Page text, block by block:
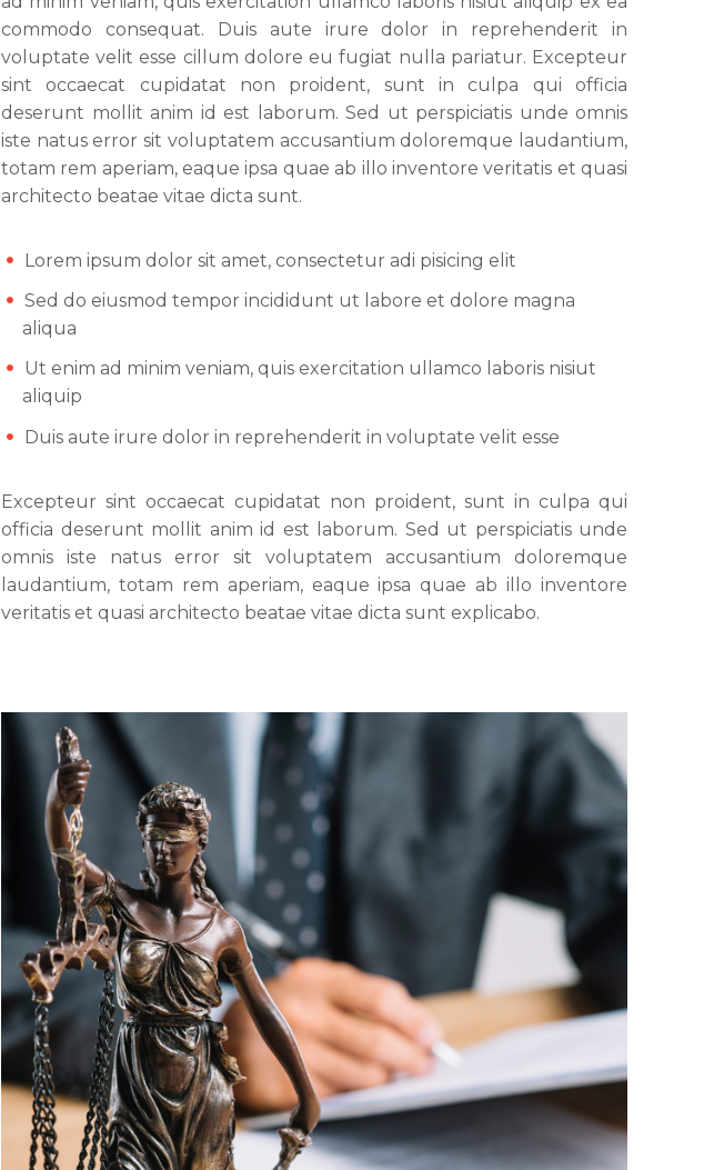
commodo consequat. Duis aute irure dolor in reprehenderit in
voluptate velit esse cillum dolore eu fugiat nulla pariatur. Excepteur
sint occaecat cupidatat non proident, sunt in culpa qui officia
deserunt mollit anim id est laborum. Sed ut perspiciatis unde omnis
iste natus error sit voluptatem accusantium doloremque laudantium,
totam rem aperiam, eaque ipsa quae ab illo inventore veritatis et quasi
architecto beatae vitae dicta sunt.
Lorem ipsum dolor sit amet, consectetur adi pisicing elit
Sed do eiusmod tempor incididunt ut labore et dolore magna
aliqua
Ut enim ad minim veniam, quis exercitation ullamco laboris nisiut
aliquip
Duis aute irure dolor in reprehenderit in voluptate velit esse
Excepteur sint occaecat cupidatat non proident, sunt in culpa qui
officia deserunt mollit anim id est laborum. Sed ut perspiciatis unde
omnis iste natus error sit voluptatem accusantium doloremque
laudantium, totam rem aperiam, eaque ipsa quae ab illo inventore
veritatis et quasi architecto beatae vitae dicta sunt explicabo.